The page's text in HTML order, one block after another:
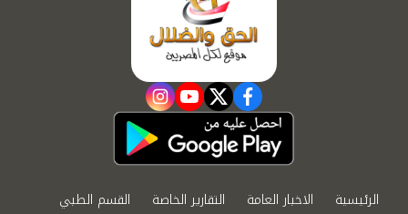
facebook
twitter
youtube
instagram
الرئيسية الاخبار العامة التقارير الخاصة القسم الطبي